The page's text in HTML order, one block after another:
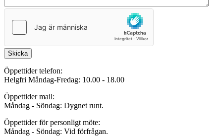
Skicka
Öppettider telefon:
Helgfri Måndag-Fredag: 10.00 - 18.00
Öppettider mail:
Måndag - Söndag: Dygnet runt.
Öppettider för personligt möte:
Måndag - Söndag: Vid förfrågan.